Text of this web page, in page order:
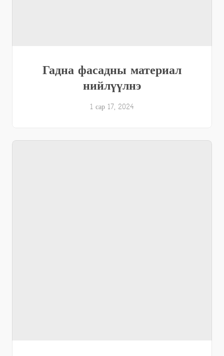
Гадна фасадны материал
нийлүүлнэ
1 сар 17, 2024